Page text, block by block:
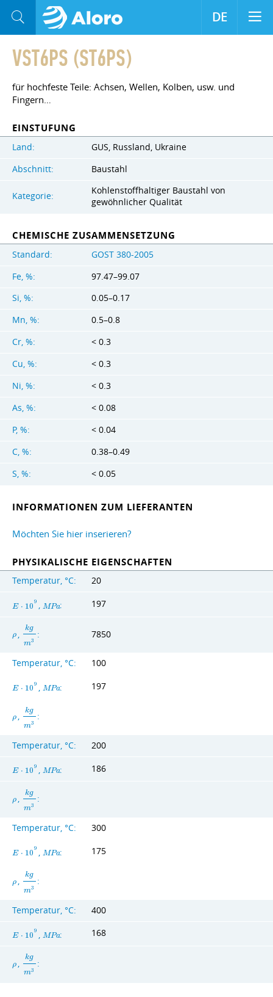
VST6PS (ST6PS)
für hochfeste Teile: Achsen, Wellen, Kolben, usw. und
Fingern…
EINSTUFUNG
Land:
GUS, Russland, Ukraine
Abschnitt:
Baustahl
Kategorie:
Kohlenstoffhaltiger Baustahl von
gewöhnlicher Qualität
CHEMISCHE ZUSAMMENSETZUNG
Standard:
GOST 380-2005
Fe, %:
97.47–99.07
Si, %:
0.05–0.17
Mn, %:
0.5–0.8
Cr, %:
< 0.3
Cu, %:
< 0.3
Ni, %:
< 0.3
As, %:
< 0.08
P, %:
< 0.04
C, %:
0.38–0.49
S, %:
< 0.05
INFORMATIONEN ZUM LIEFERANTEN
Möchten Sie hier inserieren?
PHYSIKALISCHE EIGENSCHAFTEN
Temperatur, °C: 20
E ⋅ 10
9 , MPa: 197
ρ
kg
m3
: 7850
Temperatur, °C: 100
E ⋅ 10
9 , MPa: 197
ρ ,
kg
m3
:
Temperatur, °C: 200
E ⋅ 10
9 , MPa: 186
ρ ,
kg
m3
:
Temperatur, °C: 300
E ⋅ 10
9 , MPa: 175
ρ ,
kg
m3
:
Temperatur, °C: 400
E ⋅ 10
9 , MPa: 168
ρ
kg
m3
:
DE